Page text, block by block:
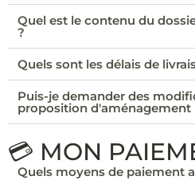
Quel est le contenu du
?
Quels sont les délais de
Puis-je demander des
proposition d'aménagement
💳 MON
Quels moyens de paiement